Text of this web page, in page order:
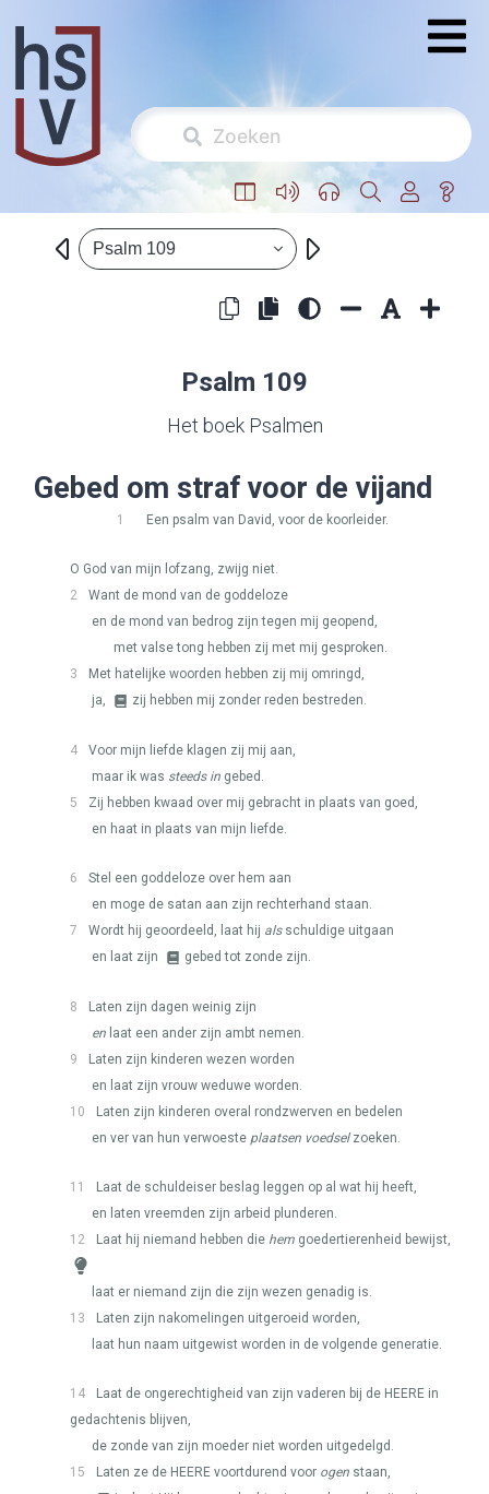
Psalm 109
Psalm 109
Het boek Psalmen
Gebed om straf voor de vijand
1 Een psalm van David, voor de koorleider.
O God van mijn lofzang, zwijg niet.
2
Want de mond van de goddeloze
en de mond van bedrog zijn tegen mij geopend,
met valse tong hebben zij met mij gesproken.
3
Met hatelijke woorden hebben zij mij omringd,
ja,
zij hebben mij zonder reden bestreden.
4
Voor mijn liefde klagen zij mij aan,
maar ik was steeds in gebed.
5
Zij hebben kwaad over mij gebracht in plaats van goed,
en haat in plaats van mijn liefde.
6
Stel een goddeloze over hem aan
en moge de satan aan zijn rechterhand staan.
7
Wordt hij geoordeeld, laat hij alsschuldige uitgaan
en laat zijn
gebed tot zonde zijn.
8
Laten zijn dagen weinig zijn
en laat een ander zijn ambt nemen.
9
Laten zijn kinderen wezen worden
en laat zijn vrouw weduwe worden.
10
Laten zijn kinderen overal rondzwerven en bedelen
en ver van hun verwoeste plaatsen voedselzoeken.
11
Laat de schuldeiser beslag leggen op al wat hij heeft,
en laten vreemden zijn arbeid plunderen.
12
Laat hij niemand hebben die hem goedertierenheid bewijst,
laat er niemand zijn die zijn wezen genadig is.
13
Laten zijn nakomelingen uitgeroeid worden,
laat hun naam uitgewist worden in de volgende generatie.
14 Laat de ongerechtigheid van zijn vaderen bij de HEERE in
gedachtenis blijven,
de zonde van zijn moeder niet worden uitgedelgd.
15
Laten ze de HEERE voortdurend voor ogen staan,